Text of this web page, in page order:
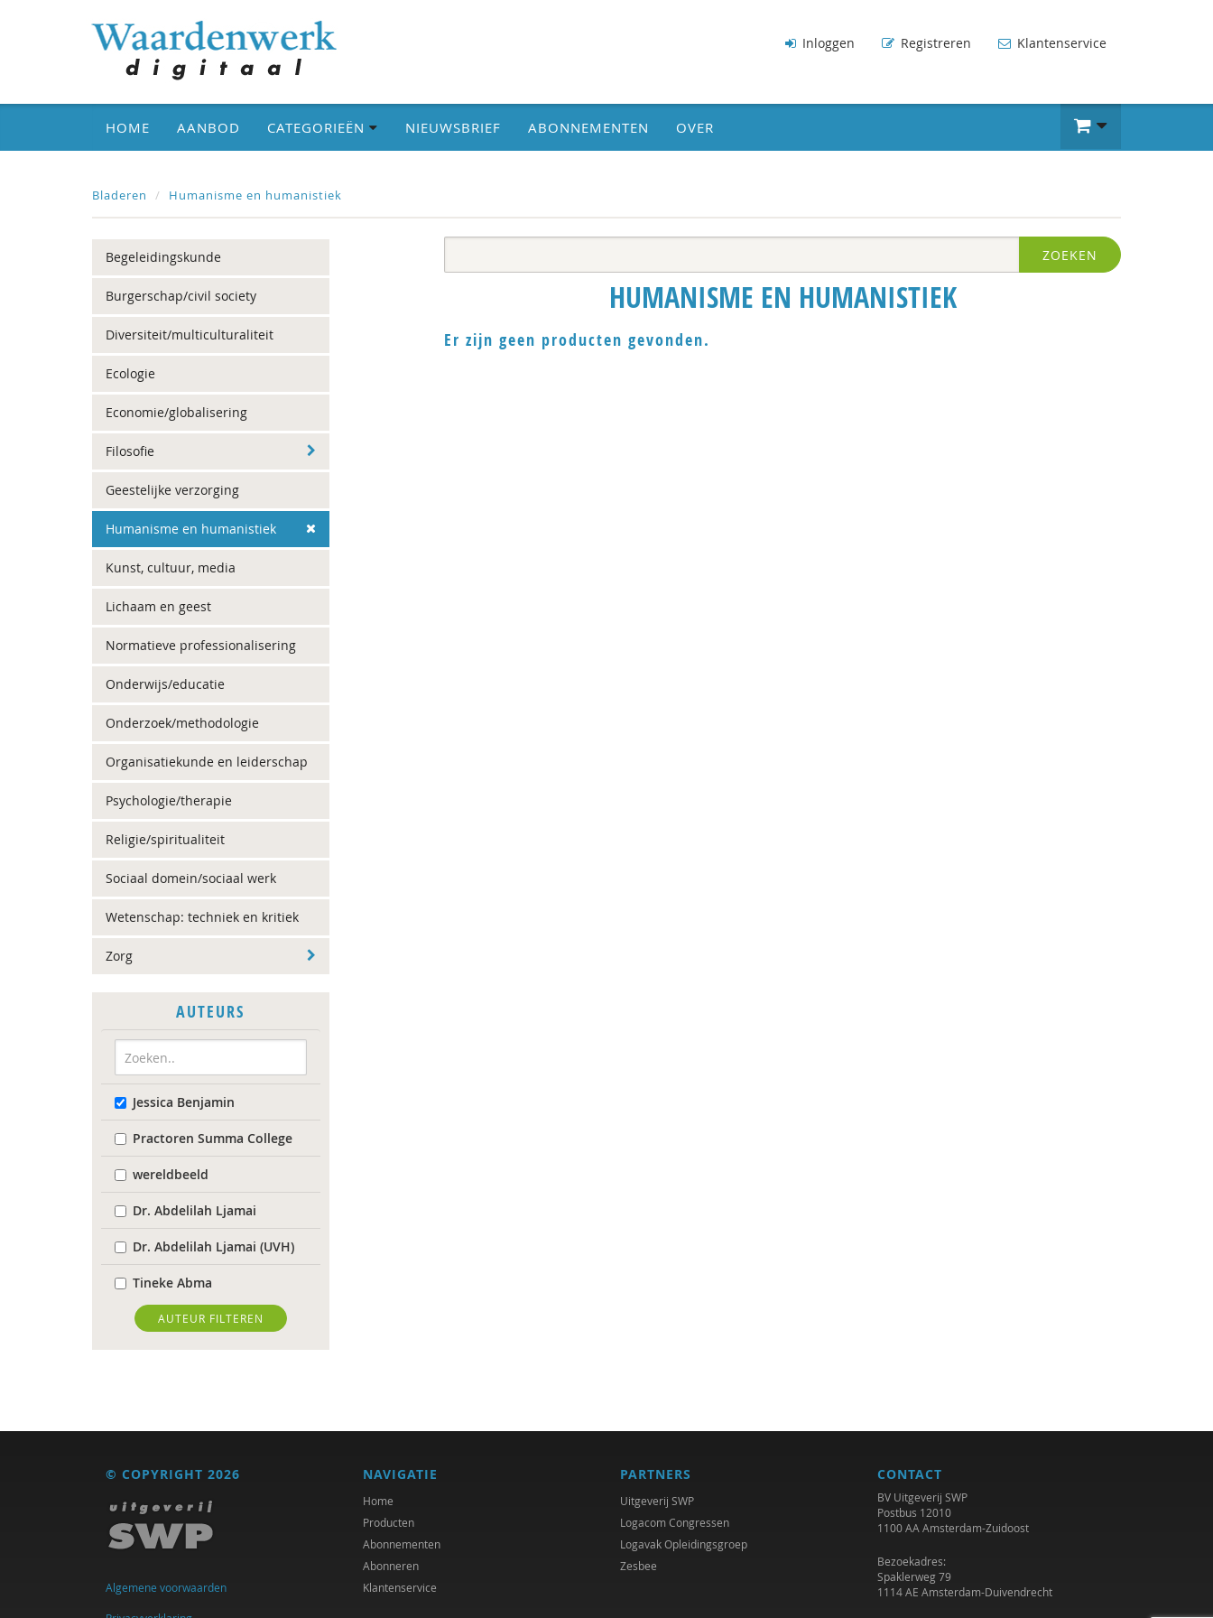
Inloggen Registreren Klantenservice
HOME AANBOD CATEGORIEËN NIEUWSBRIEF ABONNEMENTEN OVER
Bladeren Humanisme en humanistiek
Begeleidingskunde
Burgerschap/civil society
Diversiteit/multiculturaliteit
Ecologie
Economie/globalisering
Filosofie
Geestelijke verzorging
Humanisme en humanistiek
Kunst, cultuur, media
Lichaam en geest
Normatieve professionalisering
Onderwijs/educatie
Onderzoek/methodologie
Organisatiekunde en leiderschap
Psychologie/therapie
Religie/spiritualiteit
Sociaal domein/sociaal werk
Wetenschap: techniek en kritiek
Zorg
AUTEURS
Jessica Benjamin
Practoren Summa College
wereldbeeld
Dr. Abdelilah Ljamai
Dr. Abdelilah Ljamai (UVH)
Tineke Abma
Hans Alma
Christa Anbeek
Dieuwertje Bakker
Floor Basten
Lisette Bastiaansen
AUTEUR FILTEREN
ZOEKEN
HUMANISME EN HUMANISTIEK
Er zijn geen producten gevonden.
© COPYRIGHT 2026
Algemene voorwaarden
NAVIGATIE
Home
Producten
Abonnementen
Abonneren
Klantenservice
PARTNERS
Uitgeverij SWP
Logacom Congressen
Logavak Opleidingsgroep
Zesbee
CONTACT
BV Uitgeverij SWP
Postbus 12010
1100 AA Amsterdam-Zuidoost
Bezoekadres:
Spaklerweg 79
1114 AE Amsterdam-Duivendrecht